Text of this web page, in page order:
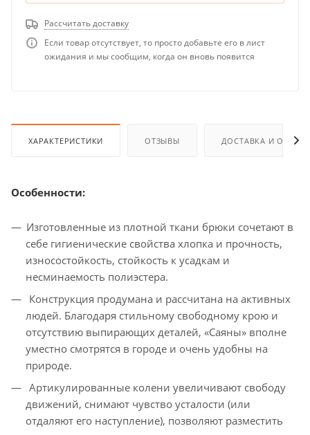
Рассчитать доставку
Если товар отсутствует, то просто добавьте его в лист
ожидания и мы сообщим, когда он вновь появится
ХАРАКТЕРИСТИКИ ОТЗЫВЫ ДОСТАВКА И
Особенности:
Изготовленные из плотной ткани брюки сочетают в
себе гигиенические свойства хлопка и прочность,
износостойкость, стойкость к усадкам и
несминаемость полиэстера.
Конструкция продумана и рассчитана на активных
людей. Благодаря стильному свободному крою и
отсутствию выпирающих деталей, «Саяны» вполне
уместно смотрятся в городе и очень удобны на
природе.
Артикулированные колени увеличивают свободу
движений, снимают чувство усталости (или
отдаляют его наступление), позволяют разместить